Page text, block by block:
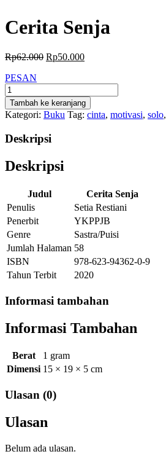
Cerita Senja
Rp62.000 Harga
Rp50.000Harga
Rp50.000.
PESAN
Kuantitas
Cerita
Senja
Tambah ke keranjang
Kategori: Buku Tag: cinta, motivasi, solo,
Deskripsi
Deskripsi
Judul
Cerita Senja
Penulis
Setia Restiani
Penerbit
YKPPJB
Genre
Sastra/Puisi
Jumlah Halaman 58
ISBN
978-623-94362-0-9
Tahun Terbit
2020
Informasi tambahan
Informasi Tambahan
Berat
1 gram
Dimensi 15 × 19 × 5 cm
Ulasan (0)
Ulasan
Belum ada ulasan.